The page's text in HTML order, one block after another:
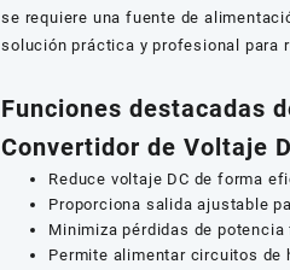
se requiere una fuente de
solución práctica y profesional para
Funciones destacadas
Convertidor de Voltaje
Reduce voltaje DC de forma
Proporciona salida ajustable
Minimiza pérdidas de
Permite alimentar circuitos de